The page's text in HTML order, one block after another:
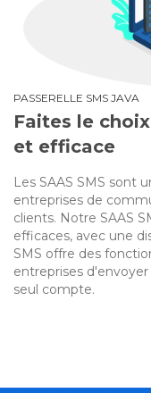
PASSERELLE SMS JAVA
Faites le
et efficace
Les SAAS SMS sont
entreprises de
clients. Notre SAAS
efficaces, avec une
SMS offre des
entreprises
seul compte.